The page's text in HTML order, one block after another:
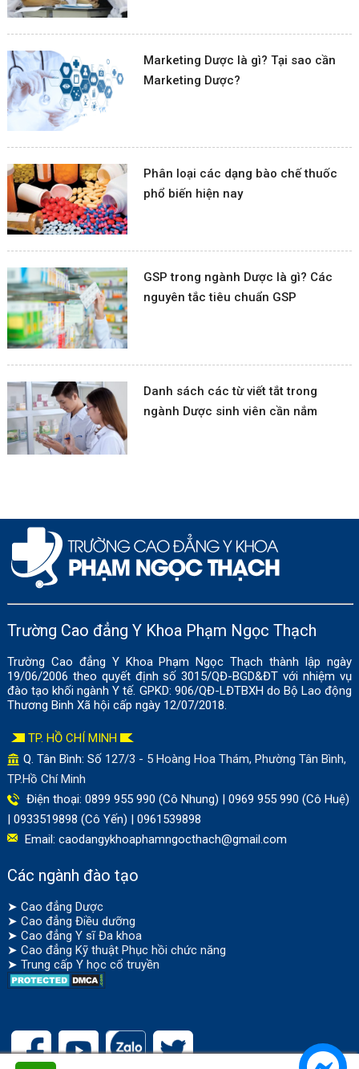
Marketing Dược là gì? Tại sao cần
Marketing Dược?
Phân loại các dạng bào chế thuốc
phổ biến hiện nay
GSP trong ngành Dược là gì? Các
nguyên tắc tiêu chuẩn GSP
Danh sách các từ viết tắt trong
ngành Dược sinh viên cần nắm
Trường Cao đẳng Y Khoa Phạm Ngọc Thạch
Trường Cao đẳng Y Khoa Phạm Ngọc Thạch thành lập ngày
19/06/2006 theo quyết định số 3015/QĐ-BGD&ĐT với nhiệm vụ
đào tạo khối ngành Y tế. GPKD: 906/QĐ-LĐTBXH do Bộ Lao động
Thương Binh Xã hội cấp ngày 12/07/2018.
TP. HỒ CHÍ MINH
Q. Tân Bình: Số 127/3 - 5 Hoàng Hoa Thám, Phường Tân Bình,
TP.Hồ Chí Minh
Điện thoại: 0899 955 990 (Cô Nhung) | 0969 955 990 (Cô Huệ)
| 0933519898 (Cô Yến) | 0961539898
Email: caodangykhoaphamngocthach@gmail.com
Các ngành đào tạo
➤ Cao đẳng Dược
➤ Cao đẳng Điều dưỡng
➤ Cao đẳng Y sĩ Đa khoa
➤ Cao đẳng Kỹ thuật Phục hồi chức năng
➤ Trung cấp Y học cổ truyền